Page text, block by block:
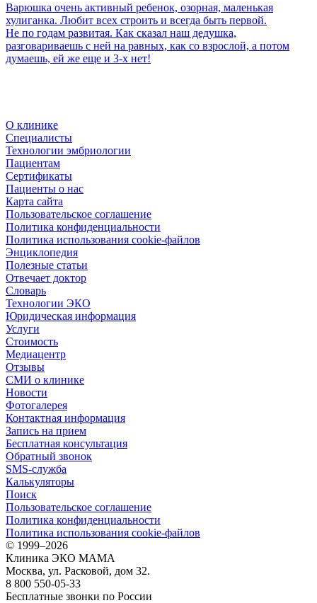
Варюшка очень активный ребенок, озорная, маленькая
хулиганка. Любит всех строить и всегда быть первой.
Не по годам развитая. Как сказал наш дедушка,
разговариваешь с ней на равных, как со взрослой, а потом
думаешь, ей же еще и 3-х нет!
О клинике
Специалисты
Технологии эмбриологии
Пациентам
Сертификаты
Пациенты о нас
Карта сайта
Пользовательское соглашение
Политика конфиденциальности
Политика использования cookie-файлов
Энциклопедия
Полезные статьи
Отвечает доктор
Словарь
Технологии ЭКО
Юридическая информация
Услуги
Стоимость
Медиацентр
Отзывы
СМИ о клинике
Новости
Фотогалерея
Контактная информация
Запись на прием
Бесплатная консультация
Обратный звонок
SMS-служба
Калькуляторы
Поиск
Пользовательское соглашение
Политика конфиденциальности
Политика использования cookie-файлов
© 1999–2026
Клиника ЭКО МАМА
Москва, ул. Расковой, дом 32.
8 800 550-05-33
Бесплатные звонки по России